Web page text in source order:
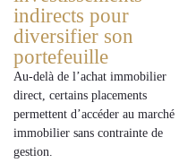
indirects pour
diversifier son
portefeuille
Au-delà de l’achat immobilier
direct, certains placements
permettent d’accéder au marché
immobilier sans contrainte de
gestion.